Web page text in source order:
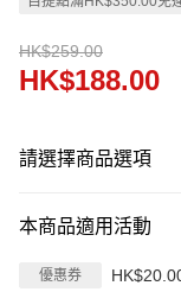
HK$259.00
HK$188.00
請選擇商品選項
本商品適用活動
優惠券